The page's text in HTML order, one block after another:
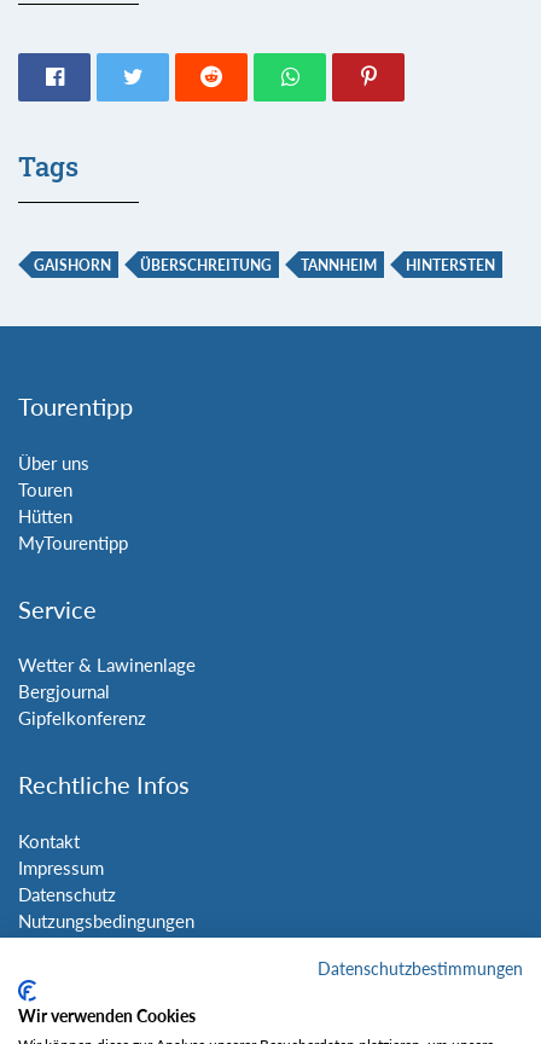
Tags
GAISHORN ÜBERSCHREITUNG TANNHEIM HINTERSTEN
Tourentipp
Über uns
Touren
Hütten
MyTourentipp
Service
Wetter & Lawinenlage
Bergjournal
Gipfelkonferenz
Rechtliche Infos
Kontakt
Impressum
Datenschutz
Nutzungsbedingungen
Social Media
Datenschutzbestimmungen
Wir verwenden Cookies